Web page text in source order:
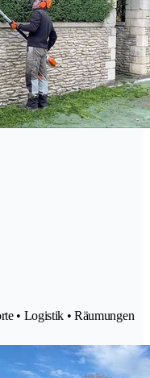
• Logistik • Räumungen